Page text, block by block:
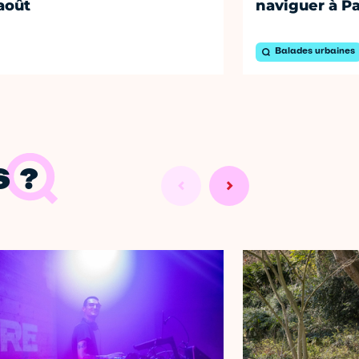
naviguer à
Balades urbaines
?